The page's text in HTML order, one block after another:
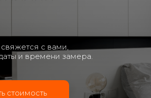
с вами,
и времени замера.
стоимость